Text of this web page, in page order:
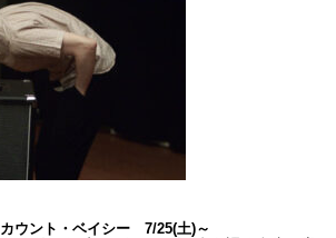
カウント・ベイシー 7/25(土)～